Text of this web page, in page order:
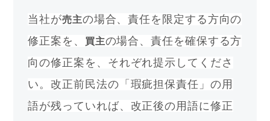
当社が売主の場合、責任を限定する方向の
修正案を、
買主の場合、責任を確保する方
向の修正案を、それぞれ提示してくださ
い。改正前民法の「瑕疵担保責任」の用
語が残っていれば、改正後の用語に修正